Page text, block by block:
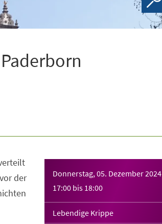
Donnerstag, 05. Dezember 2024
17:00 bis 18:00
Lebendige Krippe
der